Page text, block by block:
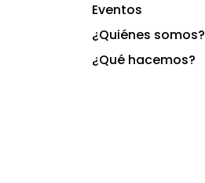
Eventos
¿Quiénes somos?
¿Qué hacemos?